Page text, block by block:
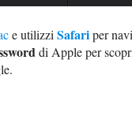
e utilizziSafariper
di Apple per